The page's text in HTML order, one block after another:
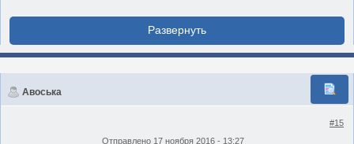
Авоська
#15
Отправлено 17 ноября 2016 - 13:27